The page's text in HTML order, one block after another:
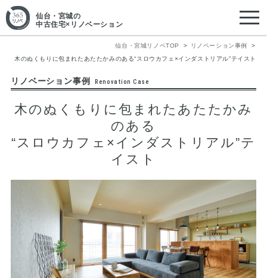
仙台・宮城の
中古住宅×リノベーション
仙台・宮城リノベTOP
リノベーション事例
木のぬくもりに包まれたあたたかみのある“スロウカフェ×インダストリアル”テイスト
リノベーション事例 Renovation Case
木のぬくもりに包まれたあたたかみ
のある
“スロウカフェ×インダストリアル”テ
イスト